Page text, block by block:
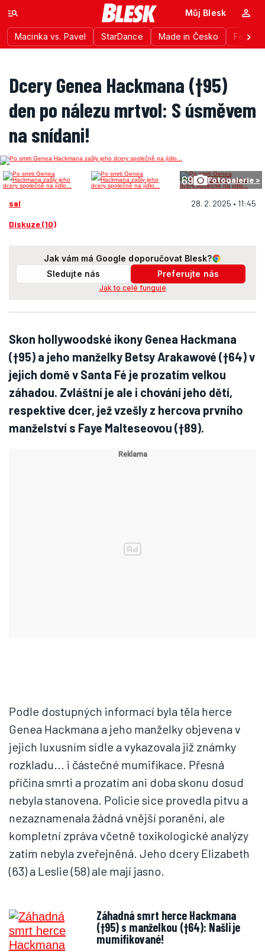
Macinka vs. Pavel StarDance Made in Česko
Můj Blesk
Dcery Genea Hackmana (†95)
den po nálezu mrtvol: S úsměvem
na snídani!
69 Fotogalerie >
sal 28. 2. 2025 • 11:45
Diskuze (10)
Jak vám má Google doporučovat Blesk?
Sledujte nás
Preferujte nás
Jak to celé funguje
Skon hollywoodské ikony Genea Hackmana
(†95) a jeho manželky Betsy Arakawové (†64) v
jejich domě v Santa Fé je prozatím velkou
záhadou. Zvláštní je ale i chování jeho dětí,
respektive dcer, jež vzešly z hercova prvního
manželství s Faye Malteseovou (†89).
Podle dostupných informací byla těla herce
Genea Hackmana a jeho manželky objevena v
jejich luxusním sídle a vykazovala již známky
rozkladu... i částečné mumifikace. Přesná
příčina smrti a prozatím ani doba skonu dosud
nebyla stanovena. Policie sice provedla pitvu a
nezaznamenala žádná vnější poranění, ale
kompletní zpráva včetně toxikologické analýzy
zatím nebyla zveřejněná. Jeho dcery Elizabeth
(63) a Leslie (58) ale mají jasno.
Záhadná smrt herce Hackmana
(†95) s manželkou (†64): Našli je
mumifikované!